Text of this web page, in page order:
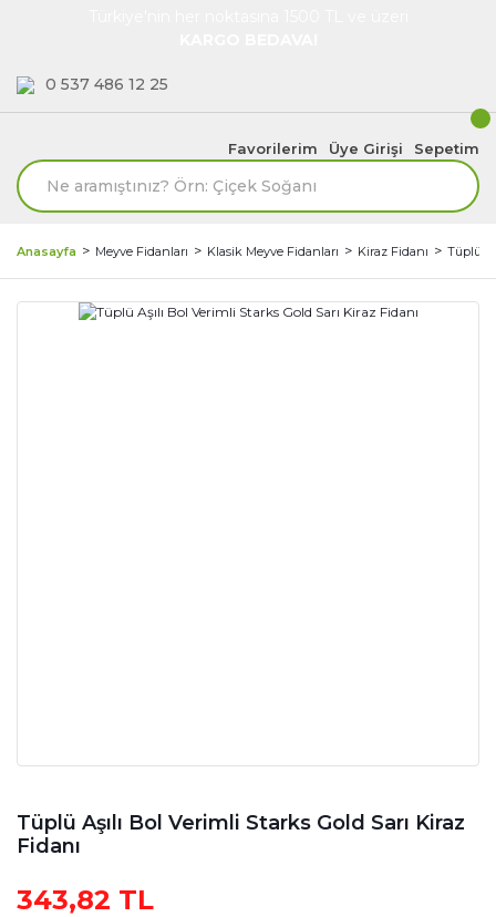
0 537 486 12 25
Favorilerim Üye Girişi Sepetim
Anasayfa Meyve Fidanları Klasik Meyve Fidanları Kiraz Fidanı Tüplü
Tüplü Aşılı Bol Verimli Starks Gold Sarı Kiraz
Fidanı
343,82 TL